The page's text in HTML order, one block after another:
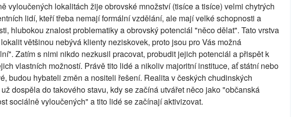
vyloučených lokalitách žije obrovské množství (tisíce a tisíce) velmi chytrých
lidí, kteří třeba nemají formální vzdělání, ale mají velké schopnosti a
hlubokou znalost problematiky a obrovský potenciál "něco dělat". Tato vrstva
většinou nebývá klienty neziskovek, proto jsou pro Vás možná
Zatím s nimi nikdo nezkusil pracovat, probudit jejich potenciál a přispět k
vlastních možností. Právě tito lidé a nikoliv majoritní instituce, ať státní nebo
budou hybateli změn a nositeli řešení. Realita v českých chudinských
dospěla do takového stavu, kdy se začíná utvářet něco jako "občanská
sociálně vyloučených" a tito lidé se začínají aktivizovat.